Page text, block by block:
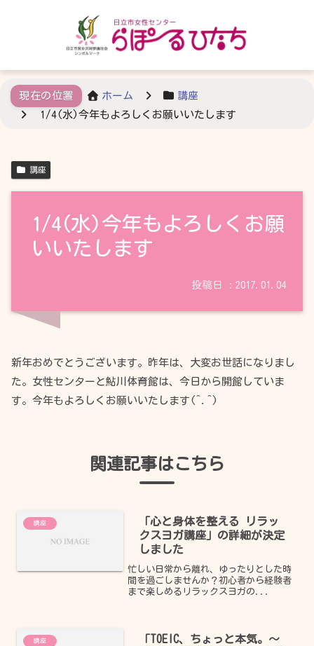
ホーム
講座
1/4(水)今年もよろしくお願いいたします
講座
1/4(水)今年もよろしくお願
いいたします
2017.01.04
新年おめでとうございます。昨年は、大変お世話になりまし
た。女性センターと鮎川体育館は、今日から開館していま
す。今年もよろしくお願いいたします(^.^)
関連記事はこちら
講座
「心と身体を整える リラッ
クスヨガ講座」の詳細が決定
しました
忙しい日常から離れ、ゆったりとした時
間を過ごしませんか？初心者から経験者
まで楽しめるリラックスヨガの...
講座
「TOEIC、ちょっと本気。～